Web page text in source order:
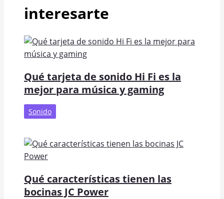
interesarte
Qué tarjeta de sonido Hi Fi es la
mejor para música y gaming
Sonido
Qué características tienen las
bocinas JC Power